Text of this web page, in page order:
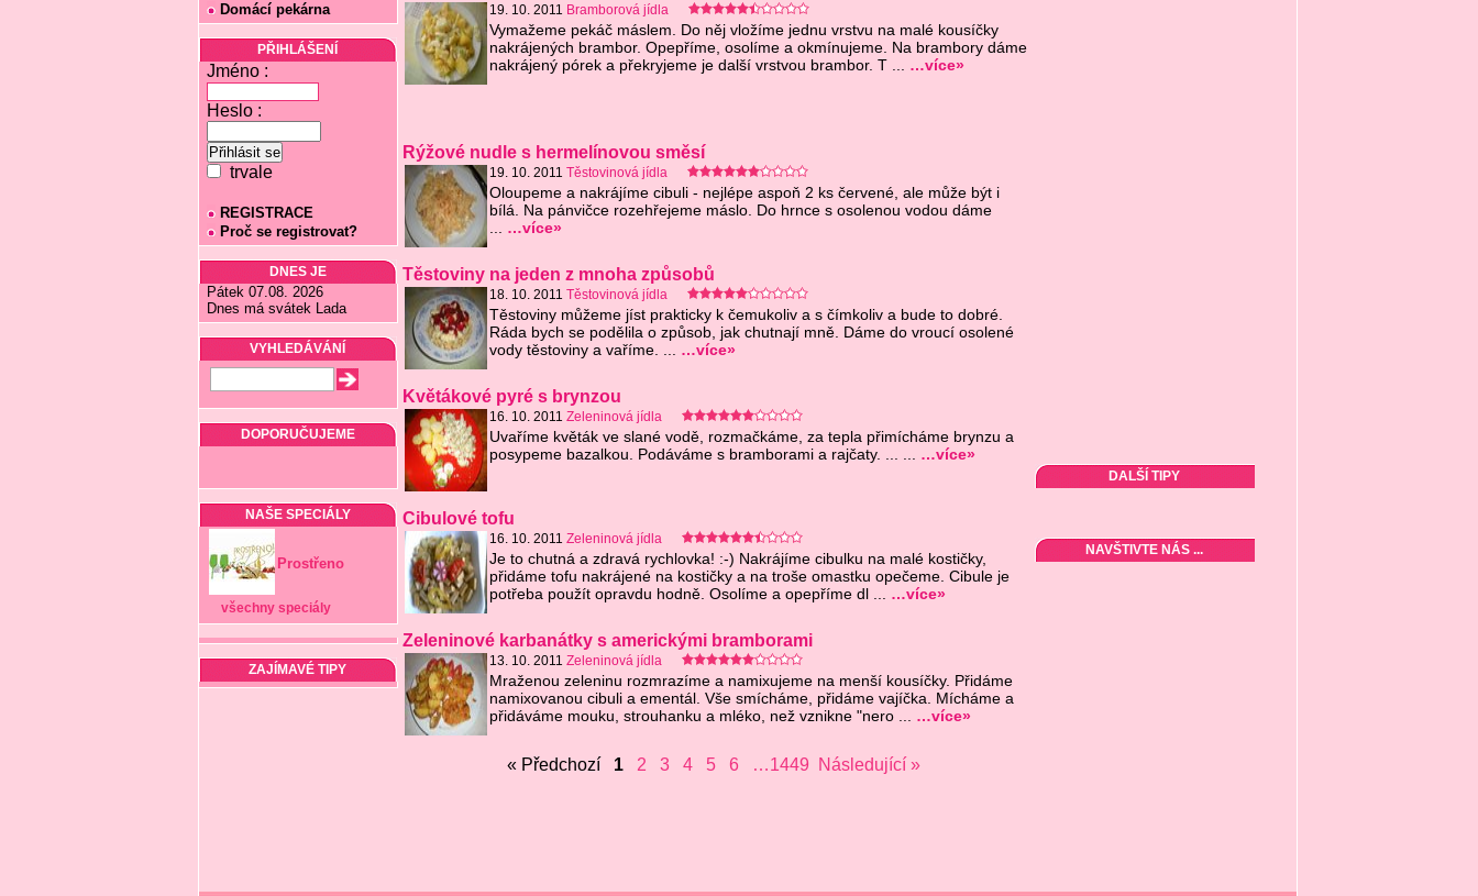
Domácí pekárna
PŘIHLÁŠENÍ
Jméno :
Heslo :
trvale
REGISTRACE
Proč se registrovat?
DNES JE
Pátek 07.08. 2026
Dnes má svátek Lada
VYHLEDÁVÁNÍ
DOPORUČUJEME
NAŠE SPECIÁLY
Prostřeno
všechny speciály
ZAJÍMAVÉ TIPY
19. 10. 2011 Bramborová jídla
Vymažeme pekáč máslem. Do něj vložíme jednu vrstvu na malé kousíčky
nakrájených brambor. Opepříme, osolíme a okmínujeme. Na brambory dáme
nakrájený pórek a překryjeme je další vrstvou brambor. T ...
…více»
Rýžové nudle s hermelínovou směsí
19. 10. 2011 Těstovinová jídla
Oloupeme a nakrájíme cibuli - nejlépe aspoň 2 ks červené, ale může být i
bílá. Na pánvičce rozehřejeme máslo. Do hrnce s osolenou vodou dáme
…více»
Těstoviny na jeden z mnoha způsobů
18. 10. 2011 Těstovinová jídla
Těstoviny můžeme jíst prakticky k čemukoliv a s čímkoliv a bude to dobré.
Ráda bych se podělila o způsob, jak chutnají mně. Dáme do vroucí osolené
vody těstoviny a vaříme. ...
…více»
Květákové pyré s brynzou
16. 10. 2011 Zeleninová jídla
Uvaříme květák ve slané vodě, rozmačkáme, za tepla přimícháme brynzu a
posypeme bazalkou. Podáváme s bramborami a rajčaty. ... ...
…více»
Cibulové tofu
16. 10. 2011 Zeleninová jídla
Je to chutná a zdravá rychlovka! :-) Nakrájíme cibulku na malé kostičky,
přidáme tofu nakrájené na kostičky a na troše omastku opečeme. Cibule je
potřeba použít opravdu hodně. Osolíme a opepříme dl ...
…více»
Zeleninové karbanátky s americkými bramborami
13. 10. 2011 Zeleninová jídla
Mraženou zeleninu rozmrazíme a namixujeme na menší kousíčky. Přidáme
namixovanou cibuli a ementál. Vše smícháme, přidáme vajíčka. Mícháme a
přidáváme mouku, strouhanku a mléko, než vznikne "nero ...
…více»
« Předchozí 1 2 3 4 5 6 …1449 Následující »
DALŠÍ TIPY
NAVŠTIVTE NÁS ...